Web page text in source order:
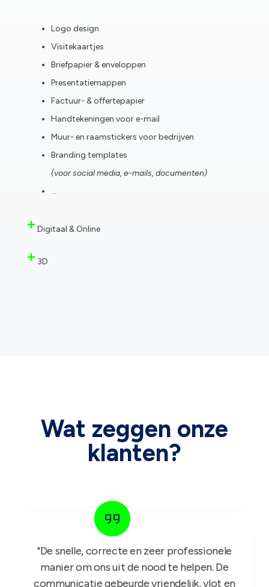
Logo design
Visitekaartjes
Briefpapier & enveloppen
Presentatiemappen
Factuur- & offertepapier
Handtekeningen voor e-mail
Muur- en raamstickers voor bedrijven
Branding templates
(voor social media, e-mails, documenten)
…
Digitaal & Online
3D
Wat zeggen onze
klanten?
"Het GIFT FOR KIDS project is een succes in
de roos! Onze reps zijn er nu sinds maandag
mee aan de slag en niets dan lovende